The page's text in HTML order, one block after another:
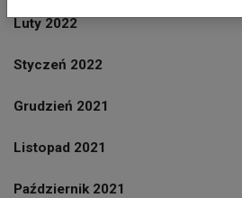
Luty 2022
Styczeń 2022
Grudzień 2021
Listopad 2021
Październik 2021